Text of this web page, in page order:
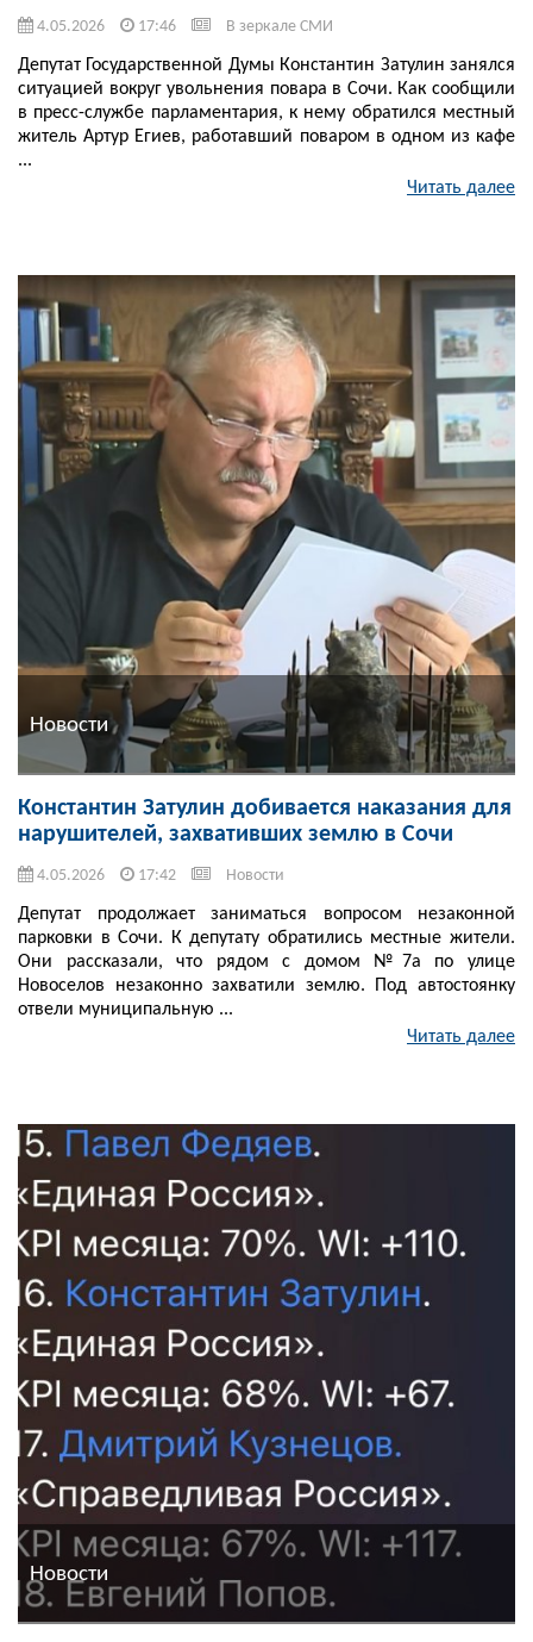
4.05.2026 17:46 В зеркале СМИ
Депутат Государственной Думы Константин Затулин занялся
ситуацией вокруг увольнения повара в Сочи. Как сообщили
в пресс-службе парламентария, к нему обратился местный
житель Артур Егиев, работавший поваром в одном из кафе
...
Читать далее
Новости
Константин Затулин добивается наказания для
нарушителей, захвативших землю в Сочи
4.05.2026 17:42 Новости
Депутат продолжает заниматься вопросом незаконной
парковки в Сочи. К депутату обратились местные жители.
Они рассказали, что рядом с домом №7а по улице
Новоселов незаконно захватили землю. Под автостоянку
отвели муниципальную ...
Читать далее
Новости